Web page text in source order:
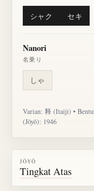
シャク セキ
Nanori
名乗り
しゃ
Varian: 释 (Itaiji) •
(Jōyō): 1946
JŌYŌ
Tingkat Atas